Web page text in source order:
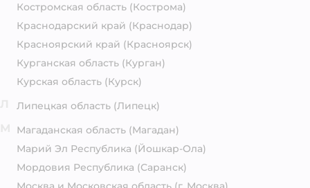
Костромская область (Кострома)
Краснодарский край (Краснодар)
Красноярский край (Красноярск)
Курганская область (Курган)
Курская область (Курск)
Липецкая область (Липецк)
Магаданская область (Магадан)
Марий Эл Республика (Йошкар-Ола)
Мордовия Республика (Саранск)